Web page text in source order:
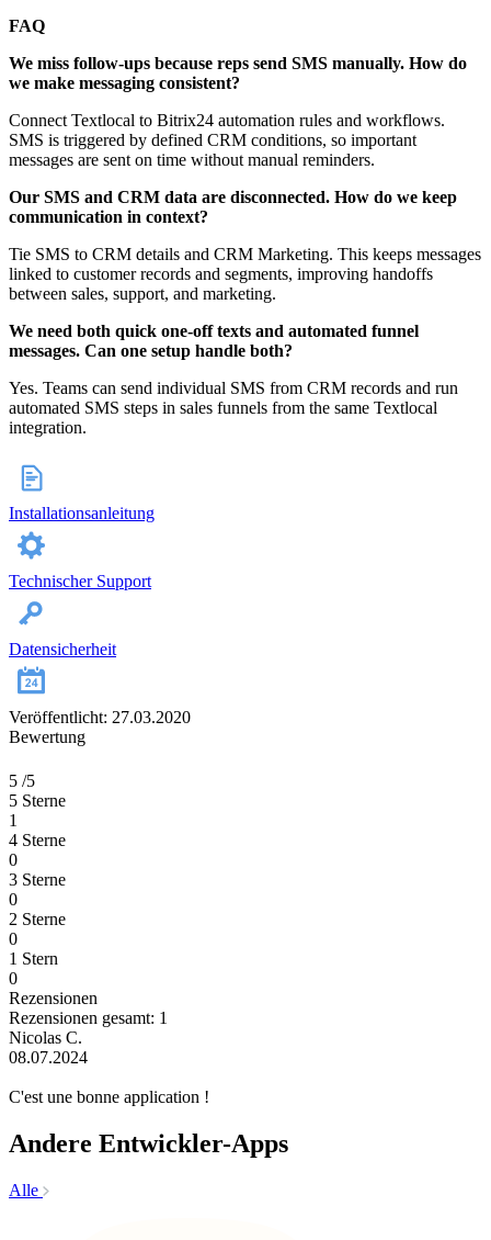
FAQ
We miss follow-ups because reps send SMS manually. How do
we make messaging consistent?
Connect Textlocal to Bitrix24 automation rules and workflows.
SMS is triggered by defined CRM conditions, so important
messages are sent on time without manual reminders.
Our SMS and CRM data are disconnected. How do we keep
communication in context?
Tie SMS to CRM details and CRM Marketing. This keeps messages
linked to customer records and segments, improving handoffs
between sales, support, and marketing.
We need both quick one-off texts and automated funnel
messages. Can one setup handle both?
Yes. Teams can send individual SMS from CRM records and run
automated SMS steps in sales funnels from the same Textlocal
integration.
Installationsanleitung
Technischer Support
Datensicherheit
Veröffentlicht: 27.03.2020
Bewertung
5 /5
5 Sterne
1
4 Sterne
0
3 Sterne
0
2 Sterne
0
1 Stern
0
Rezensionen
Rezensionen gesamt: 1
Nicolas C.
08.07.2024
C'est une bonne application !
Andere Entwickler-Apps
Alle